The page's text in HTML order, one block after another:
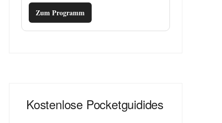
Zum Programm
Kostenlose Pocketguidides